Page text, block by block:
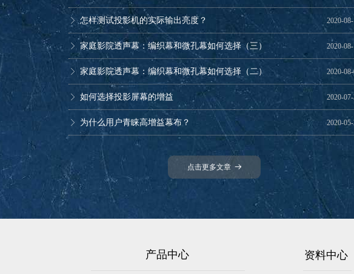
2020-
ꁕ 怎样测试投影机的实际输出亮度？
2020-
ꁕ 家庭影院透声幕：编织幕和微孔幕如何选择（三）
2020-
ꁕ 家庭影院透声幕：编织幕和微孔幕如何选择（二）
2020-
ꁕ 如何选择投影屏幕的增益
2020-
ꁕ 为什么用户青睐高增益幕布？
如何在家庭影院中用好高增益的玻珠幕
点击更多文章 뀠
资料中心
产品中心